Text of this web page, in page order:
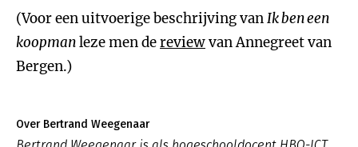
(Voor een uitvoerige beschrijving vanIk ben een
koopmanleze men dereviewvan Annegreet van
Bergen.)
Over Bertrand Weegenaar